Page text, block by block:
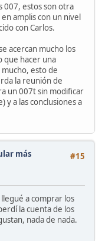
007, estos son otra
amplis con un nivel
con Carlos.
acercan mucho los
que hacer una
mucho, esto de
la reunión de
un 007t sin modificar
y a las conclusiones a
#15
más
a comprar los
la cuenta de los
nada de nada.